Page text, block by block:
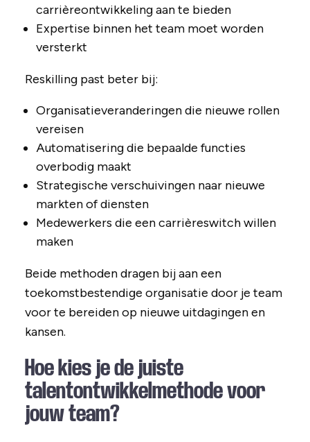
carrièreontwikkeling aan te bieden
Expertise binnen het team moet worden
versterkt
Reskilling past beter bij:
Organisatieveranderingen die nieuwe rollen
vereisen
Automatisering die bepaalde functies
overbodig maakt
Strategische verschuivingen naar nieuwe
markten of diensten
Medewerkers die een carrièreswitch willen
maken
Beide methoden dragen bij aan een
toekomstbestendige organisatie door je team
voor te bereiden op nieuwe uitdagingen en
kansen.
Hoe kies je de juiste
talentontwikkelmethode voor
jouw team?